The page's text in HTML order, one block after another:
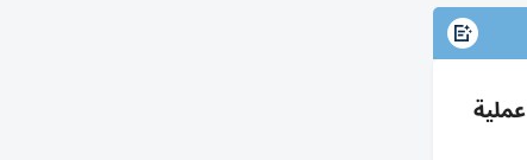
الشرطة الإسبانية تفكك شبكة لتهريب مهاجرين عبر المتوسط: 78 معتقلاً و18 زورقاً؛ نقلت 2000 شخص بـ64 عملية